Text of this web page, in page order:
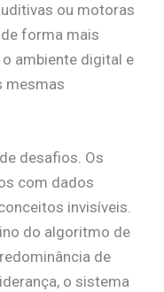
ou motoras
forma mais
ambiente digital e
mesmas
desafios. Os
com dados
invisíveis.
do algoritmo de
de
o sistema